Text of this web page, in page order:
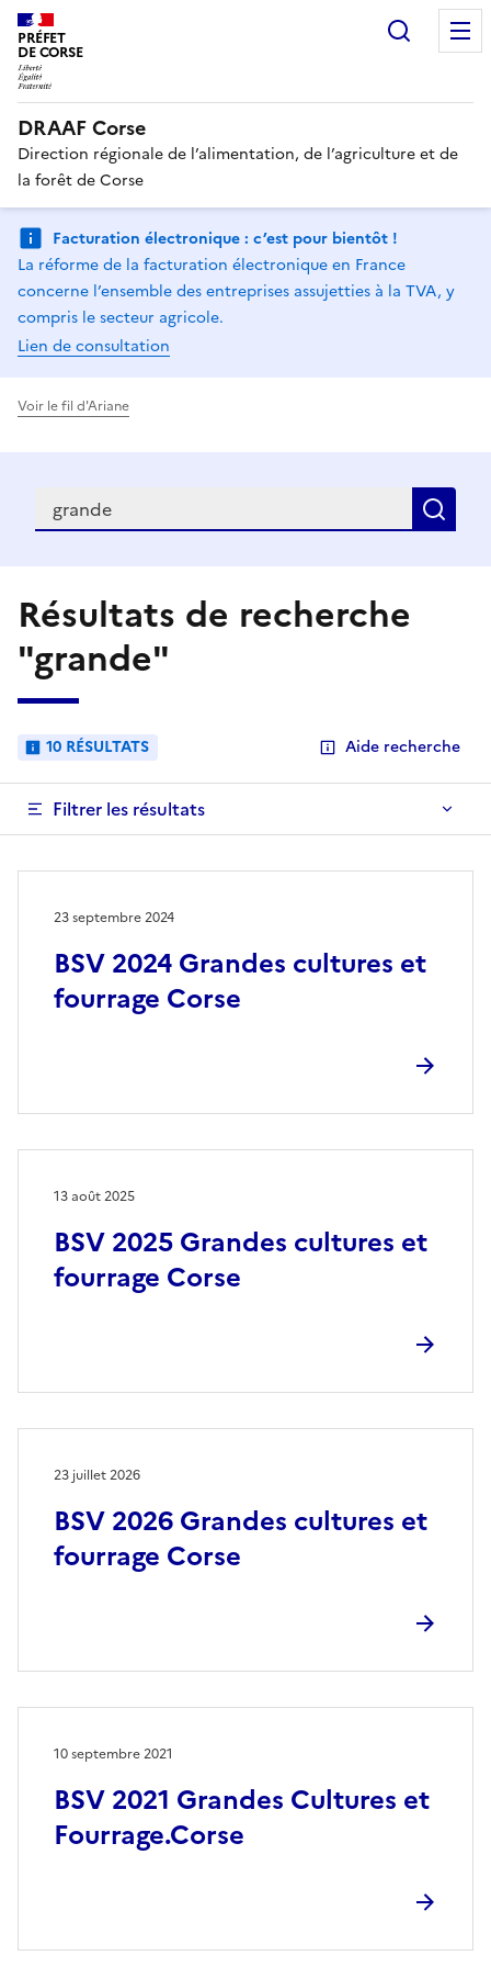
PRÉFET
DE CORSE
DRAAF Corse
Direction régionale de l’alimentation, de l’agriculture et de
la forêt de Corse
Facturation électronique : c’est pour bientôt !
La réforme de la facturation électronique en France
concerne l’ensemble des entreprises assujetties à la TVA, y
compris le secteur agricole.
Lien de consultation
Voir le fil d'Ariane
Recherche
Résultats de recherche
"grande"
10 RÉSULTATS Aide recherche
Filtrer les résultats
BSV 2024 Grandes cultures et
fourrage Corse
23 septembre 2024
BSV 2025 Grandes cultures et
fourrage Corse
13 août 2025
BSV 2026 Grandes cultures et
fourrage Corse
23 juillet 2026
BSV 2021 Grandes Cultures et
Fourrage.Corse
10 septembre 2021